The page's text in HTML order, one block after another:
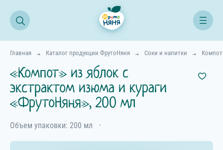
Главная Каталог продукции ФрутоНяня Соки и напитки
«Компот» из яблок с
экстрактом изюма и кураги
«ФрутоНяня», 200 мл
Объем упаковки: 200 мл ⋅